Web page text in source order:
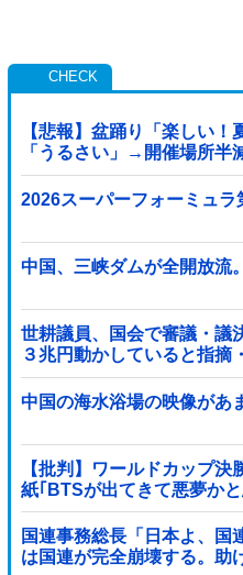
【悲報】盆踊り「楽しい
「うるさい」→開催場所半
2026スーパーフォーミュ
中国、三峡ダムが全開放流
世耕議員、国会で審議・議
３兆円動かしていると指摘
中国の海水浴場の映像があ
【批判】ワールドカップ
紙｢BTSが出てきて悪夢か
国連事務総長「日本よ、国
は国連が完全崩壊する。助